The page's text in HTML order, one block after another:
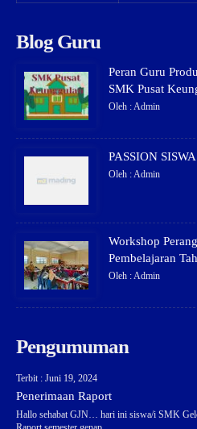
Blog Guru
Peran Guru
SMK Pusat
Oleh : Admin
PASSION
Oleh : Admin
Workshop
Pembelajaran
Oleh : Admin
Pengumuman
Terbit : Juni 19, 2024
Penerimaan Raport
Hallo sehabat GJN… hari ini siswa/i SMK